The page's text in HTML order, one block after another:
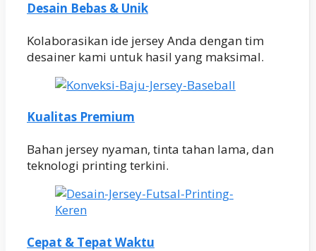
Desain Bebas & Unik
Kolaborasikan ide jersey Anda dengan tim
desainer kami untuk hasil yang maksimal.
Kualitas Premium
Bahan jersey nyaman, tinta tahan lama, dan
teknologi printing terkini.
Cepat & Tepat Waktu